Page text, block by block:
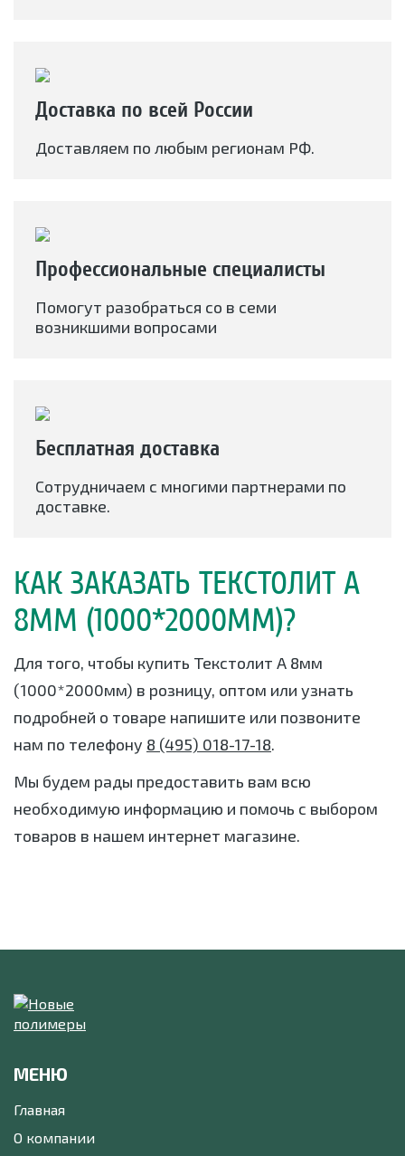
Доставка по всей России
Доставляем по любым регионам РФ.
Профессиональные специалисты
Помогут разобраться со в семи
возникшими вопросами
Бесплатная доставка
Сотрудничаем с многими партнерами по
доставке.
КАК ЗАКАЗАТЬ ТЕКСТОЛИТ А
8ММ (1000*2000ММ)?
Для того, чтобы купить Текстолит А 8мм
(1000*2000мм) в розницу, оптом или узнать
подробней о товаре напишите или позвоните
нам по телефону 8 (495) 018-17-18.
Мы будем рады предоставить вам всю
необходимую информацию и помочь с выбором
товаров в нашем интернет магазине.
МЕНЮ
Главная
О компании